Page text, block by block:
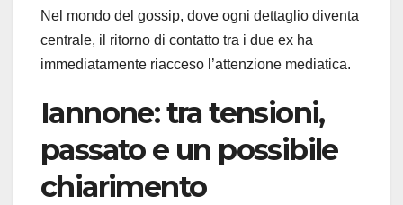
Nel mondo del gossip, dove ogni dettaglio diventa
centrale, il ritorno di contatto tra i due ex ha
immediatamente riacceso l’attenzione mediatica.
Iannone: tra tensioni,
passato e un possibile
chiarimento